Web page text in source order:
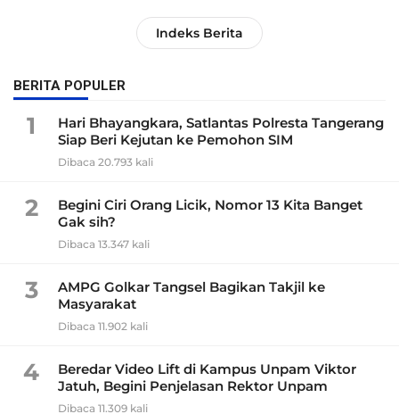
Indeks Berita
BERITA POPULER
1
Hari Bhayangkara, Satlantas Polresta Tangerang
Siap Beri Kejutan ke Pemohon SIM
Dibaca 20.793 kali
2
Begini Ciri Orang Licik, Nomor 13 Kita Banget
Gak sih?
Dibaca 13.347 kali
3
AMPG Golkar Tangsel Bagikan Takjil ke
Masyarakat
Dibaca 11.902 kali
4
Beredar Video Lift di Kampus Unpam Viktor
Jatuh, Begini Penjelasan Rektor Unpam
Dibaca 11.309 kali